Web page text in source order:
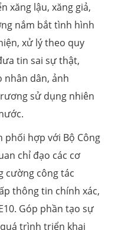
xăng lậu, xăng giả,
nắm bắt tình hình
xử lý theo quy
tin sai sự thật,
nhân dân, ảnh
sử dụng nhiên
phối hợp với Bộ Công
chỉ đạo các cơ
cường công tác
thông tin chính xác,
Góp phần tạo sự
trình triển khai